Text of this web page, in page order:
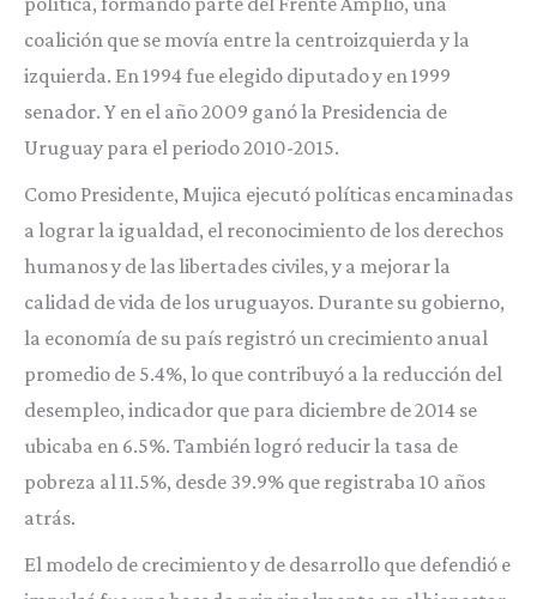
coalición que se movía entre la centroizquierda y la
izquierda. En 1994 fue elegido diputado y en 1999
senador. Y en el año 2009 ganó la Presidencia de
Uruguay para el periodo 2010-2015.
Como Presidente, Mujica ejecutó políticas encaminadas
a lograr la igualdad, el reconocimiento de los derechos
humanos y de las libertades civiles, y a mejorar la
calidad de vida de los uruguayos. Durante su gobierno,
la economía de su país registró un crecimiento anual
promedio de 5.4%, lo que contribuyó a la reducción del
desempleo, indicador que para diciembre de 2014 se
ubicaba en 6.5%. También logró reducir la tasa de
pobreza al 11.5%, desde 39.9% que registraba 10 años
atrás.
El modelo de crecimiento y de desarrollo que defendió e